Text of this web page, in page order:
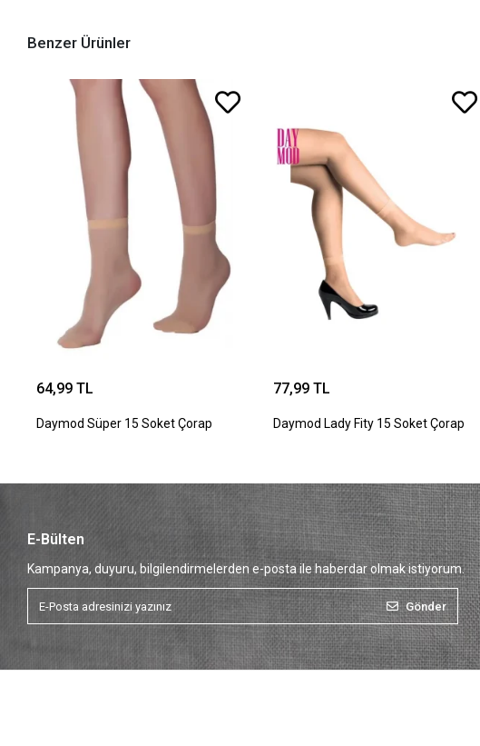
Benzer Ürünler
64,99 TL
Daymod Süper 15 Soket Çorap
77,99 TL
Daymod Lady Fity 15 Soket Çorap
E-Bülten
Kampanya, duyuru, bilgilendirmelerden e-posta ile haberdar olmak istiyorum.
Gönder